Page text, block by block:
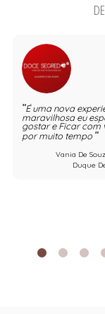
É uma nova
maravilhosa eu
gostar e Ficar com
por muito tempo
Vania De
Duque